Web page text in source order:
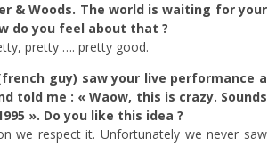
& Woods. The world is waiting for your
do you feel about that ?
pretty …. pretty good.
guy) saw your live performance a
told me : « Waow, this is crazy. Sounds
». Do you like this idea ?
we respect it. Unfortunately we never saw